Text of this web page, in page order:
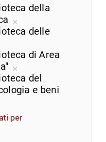
della
Rimuovi
ricerca
corrente
delle
di Area
Rimuovi
dalla
del
e beni
per